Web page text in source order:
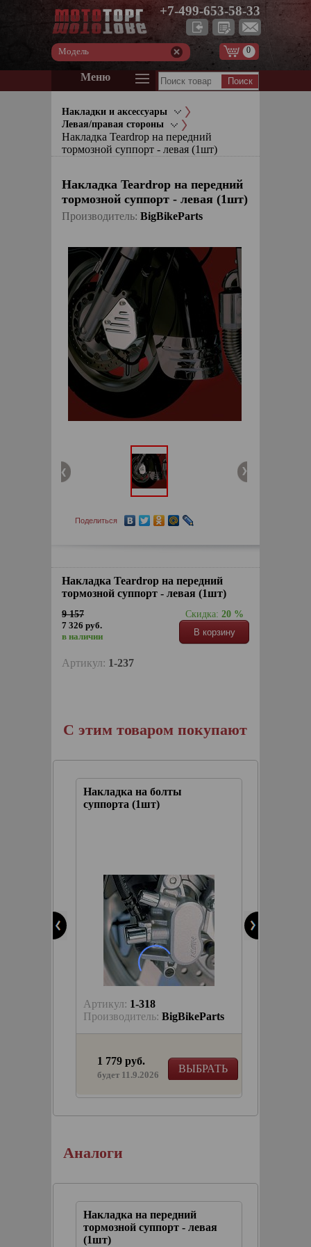
+7-499-653-58-33
Модель 0
Меню
Накладки и аксессуары
Левая/правая стороны
Накладка Teardrop на передний
тормозной суппорт - левая (1шт)
Накладка Teardrop на передний
тормозной суппорт - левая (1шт)
Производитель: BigBikeParts
Поделиться
Накладка Teardrop на передний
тормозной суппорт - левая (1шт)
9 157
7 326 руб.
в наличии
Скидка: 20 %
В корзину
Артикул: 1-237
С этим товаром покупают
Накладка на болты
суппорта (1шт)
Артикул: 1-318
Производитель: BigBikeParts
ВЫБРАТЬ
1 779 руб.
будет 11.9.2026
Аналоги
Накладка на передний
тормозной суппорт - левая
(1шт)